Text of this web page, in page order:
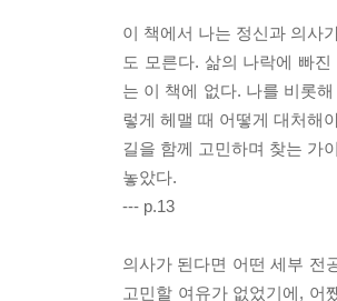
이 책에서 나는 정신과 의사
도 모른다. 삶의 나락에 빠
는 이 책에 없다. 나를 비롯
렇게 헤맬 때 어떻게 대처해
길을 함께 고민하며 찾는 가
놓았다.
--- p.13
의사가 된다면 어떤 세부 전
고민할 여유가 없었기에, 어